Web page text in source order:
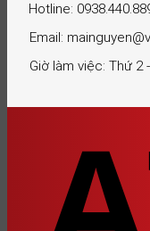
Hotline:
Email:
Giờ làm việc: Thứ 2